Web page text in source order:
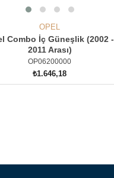
OPEL
Combo İç Güneşlik (2002 -
2011 Arası)
OP06200000
₺1.646,18